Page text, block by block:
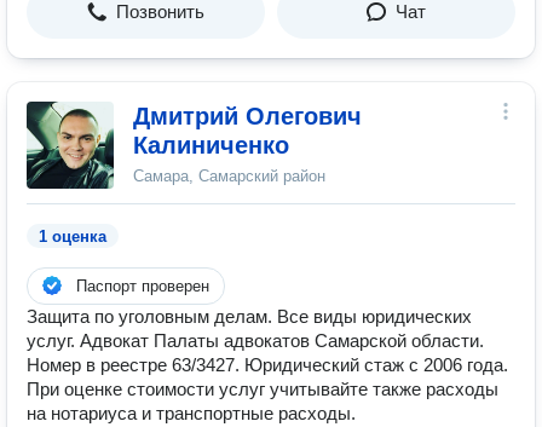
Позвонить Чат
Дмитрий Олегович
Калиниченко
Самара, Самарский район
1 оценка
Паспорт проверен
Защита по уголовным делам. Все виды юридических
услуг. Адвокат Палаты адвокатов Самарской области.
Номер в реестре 63/3427. Юридический стаж с 2006 года.
При оценке стоимости услуг учитывайте также расходы
на нотариуса и транспортные расходы.